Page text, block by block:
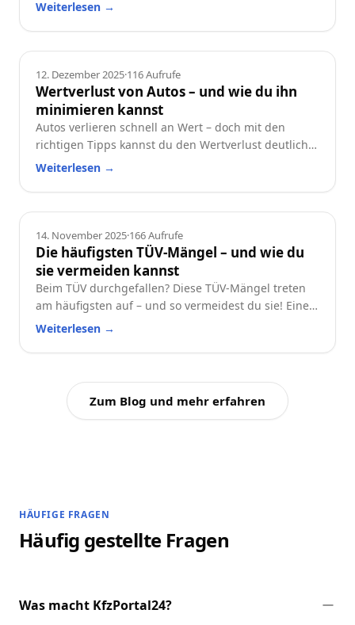
Weiterlesen →
Ratgeber
12. Dezember 2025·116Aufrufe
Wertverlust von Autos – und wie du ihn
minimieren kannst
Autos verlieren schnell an Wert – doch mit den
richtigen Tipps kannst du den Wertverlust deutlich
reduzieren. Erfahre, welche Faktoren besonders
wertstabil hältst.
Weiterlesen →
Ratgeber
14. November 2025·166Aufrufe
Die häufigsten TÜV-Mängel – und wie du
sie vermeiden kannst
Beim TÜV durchgefallen? Diese TÜV-Mängel treten
am häufigsten auf – und so vermeidest du sie! Eine
praktische Checkliste für alle Autofahrer.
Weiterlesen →
Zum Blog und mehr erfahren
HÄUFIGE FRAGEN
Häufig gestellte Fragen
Was macht KfzPortal24?